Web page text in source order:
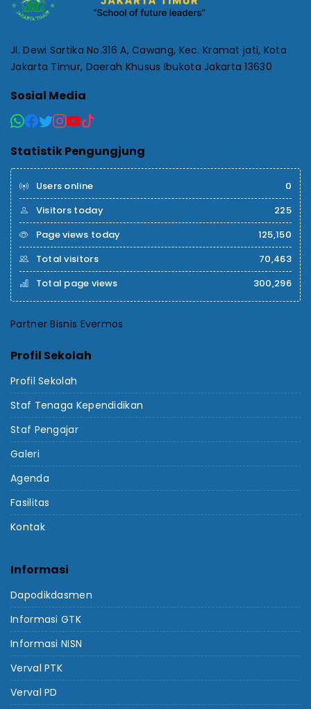
Jl. Dewi Sartika No.316 A, Cawang, Kec. Kramat jati, Kota
Jakarta Timur, Daerah Khusus Ibukota Jakarta 13630
Sosial Media
Statistik Pengungjung
Users online
0
Visitors today
225
Page views today
125,150
Total visitors
70,463
Total page views
300,296
Partner Bisnis Evermos
Profil Sekolah
Profil Sekolah
Staf Tenaga Kependidikan
Staf Pengajar
Galeri
Agenda
Fasilitas
Kontak
Informasi
Dapodikdasmen
Informasi GTK
Informasi NISN
Verval PTK
Verval PD